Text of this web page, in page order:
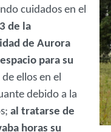
cuidados en el
de la
de Aurora
para su
ellos en el
debido a la
al tratarse de
horas su